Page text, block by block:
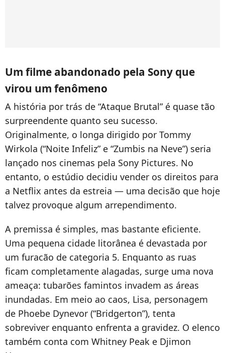
Um filme abandonado pela Sony que
virou um fenômeno
A história por trás de “Ataque Brutal” é quase tão
surpreendente quanto seu sucesso.
Originalmente, o longa dirigido por Tommy
Wirkola (“Noite Infeliz” e “Zumbis na Neve”) seria
lançado nos cinemas pela Sony Pictures. No
entanto, o estúdio decidiu vender os direitos para
a Netflix antes da estreia — uma decisão que hoje
talvez provoque algum arrependimento.
A premissa é simples, mas bastante eficiente.
Uma pequena cidade litorânea é devastada por
um furacão de categoria 5. Enquanto as ruas
ficam completamente alagadas, surge uma nova
ameaça: tubarões famintos invadem as áreas
inundadas. Em meio ao caos, Lisa, personagem
de Phoebe Dynevor (“Bridgerton”), tenta
sobreviver enquanto enfrenta a gravidez. O elenco
também conta com Whitney Peak e Djimon